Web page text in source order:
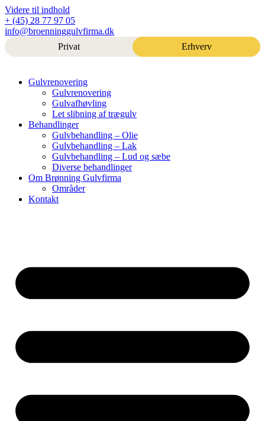
Videre til indhold
+ (45) 28 77 97 05
info@broenninggulvfirma.dk
Privat
Erhverv
Gulvrenovering
Gulvrenovering
Gulvafhøvling
Let slibning af trægulv
Behandlinger
Gulvbehandling – Olie
Gulvbehandling – Lak
Gulvbehandling – Lud og sæbe
Diverse behandlinger
Om Brønning Gulvfirma
Områder
Kontakt